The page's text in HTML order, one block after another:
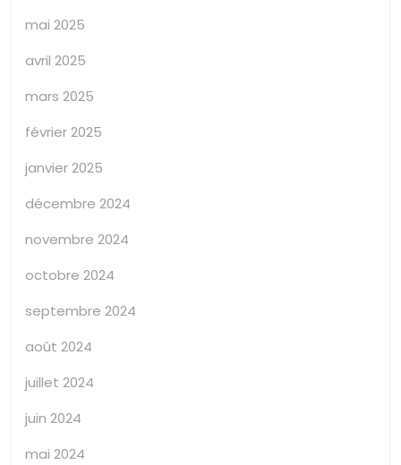
mai 2025
avril 2025
mars 2025
février 2025
janvier 2025
décembre 2024
novembre 2024
octobre 2024
septembre 2024
août 2024
juillet 2024
juin 2024
mai 2024